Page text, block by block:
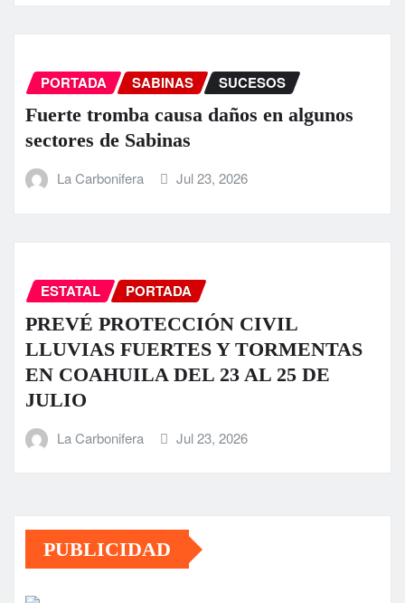
PORTADA SABINAS SUCESOS
Fuerte tromba causa daños en algunos
sectores de Sabinas
La Carbonifera Jul 23, 2026
ESTATAL PORTADA
PREVÉ PROTECCIÓN CIVIL
LLUVIAS FUERTES Y TORMENTAS
EN COAHUILA DEL 23 AL 25 DE
JULIO
La Carbonifera Jul 23, 2026
PUBLICIDAD